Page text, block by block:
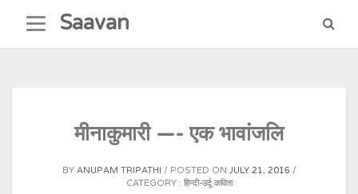
content
Saavan
मीनाकुमारी —- एक भावांजलि
BY ANUPAM TRIPATHI POSTED ON JULY 21, 2016
CATEGORY : हिन्दी-उर्दू कविता